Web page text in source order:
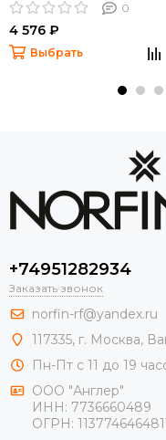
0
4 576 ₽
Выбрать
+74951282934
Заказать звонок
norfin-rf@yandex.ru
117335, г. Москва,
Пн-Пт с 11 до 19
ООО "Англер"
ИНН: 7736660489
ОГРН: